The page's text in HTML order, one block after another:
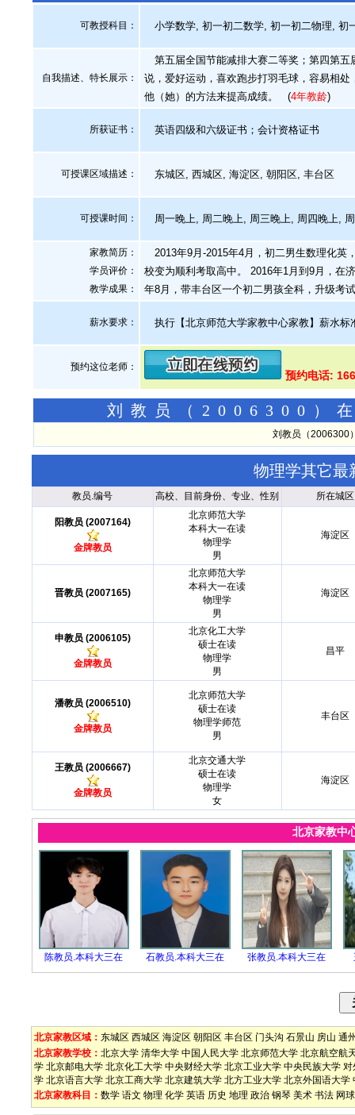
可教授科目： 小学数学, 初一初二数学, 初一初二物理, 初
自我描述、特长展示 ：
第五届全国节能减排大赛二等奖；第四第五
说，爱好运动，喜欢跑步打羽毛球，容易相
他（她）的方法来提高成绩。
(4年教龄)
所获证书 ： 英语四级和六级证书；会计资格证书
可授课区域描述： 东城区, 西城区, 海淀区, 朝阳区, 丰台区
可授课时间： 周一晚上, 周二晚上, 周三晚上, 周四晚上,
家教简历：
学员评价：
教学成果：
2013年9月-2015年4月，初二男生数理化英
校变为顺利考取高中。 2016年1月到9月，在
年8月，带丰台区一个初二男孩全科，升级考
薪水要求： 执行【北京师范大学家教中心家教】薪水标
预约这位老师：
预约电话:
刘教员（2006300）
刘教员（2006300
物理学其它最
教员.编号 高校、目前身份、专业、性别 所在城区
阳教员 (2007164)
金牌教员
北京师范大学
本科大一在读
物理学
男
海淀区
晋教员 (2007165)
北京师范大学
本科大一在读
物理学
男
海淀区
申教员 (2006105)
金牌教员
北京化工大学
硕士在读
物理学
男
昌平
潘教员 (2006510)
金牌教员
北京师范大学
硕士在读
物理学师范
男
丰台区
王教员 (2006667)
金牌教员
北京交通大学
硕士在读
物理学
女
海淀区
北京家教中
陈教员.本科大三在 石教员.本科大三在 张教员.本科大三在
北京家教区域： 东城区 西城区 海淀区 朝阳区 丰台区 门头沟 石景山 房山 通
北京家教学校： 北京大学 清华大学 中国人民大学 北京师范大学 北京航空航
学 北京邮电大学 北京化工大学 中央财经大学 北京工业大学 中央民族大学 对
学 北京语言大学 北京工商大学 北京建筑大学 北方工业大学 北京外国语大学
北京家教科目： 数学 语文 物理 化学 英语 历史 地理 政治 钢琴 美术 书法 网球